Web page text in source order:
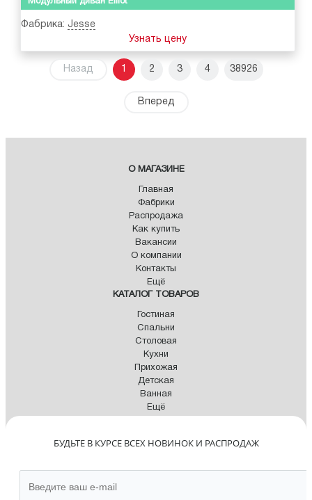
Фабрика: Jesse
Узнать цену
Назад 1 2 3 4 38926
Вперед
О МАГАЗИНЕ
Главная
Фабрики
Распродажа
Как купить
Вакансии
О компании
Контакты
Ещё
КАТАЛОГ ТОВАРОВ
Гостиная
Спальни
Столовая
Кухни
Прихожая
Детская
Ванная
Ещё
БУДЬТЕ В КУРСЕ ВСЕХ НОВИНОК И РАСПРОДАЖ